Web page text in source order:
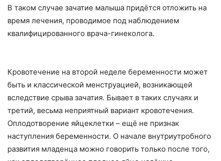
В таком случае зачатие малыша придётся отложить на
время лечения, проводимое под наблюдением
квалифицированного врача-гинеколога.
Кровотечение на второй неделе беременности может
быть и классической менструацией, возникающей
вследствие срыва зачатия. Бывает в таких случаях и
третий, весьма неприятный вариант кровотечения.
Оплодотворение яйцеклетки – ещё не признак
наступления беременности. О начале внутриутробного
развития младенца можно говорить только после того,